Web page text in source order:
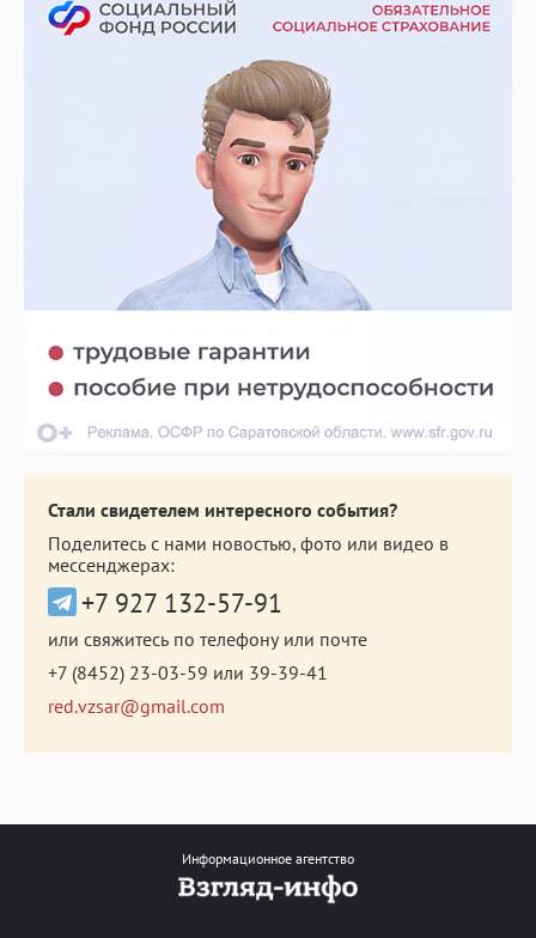
Стали свидетелем интересного события?
Поделитесь с нами новостью, фото или видео в
мессенджерах:
+7 927 132-57-91
или свяжитесь по телефону или почте
+7 (8452) 23-03-59 или 39-39-41
red.vzsar@gmail.com
Информационное агентство